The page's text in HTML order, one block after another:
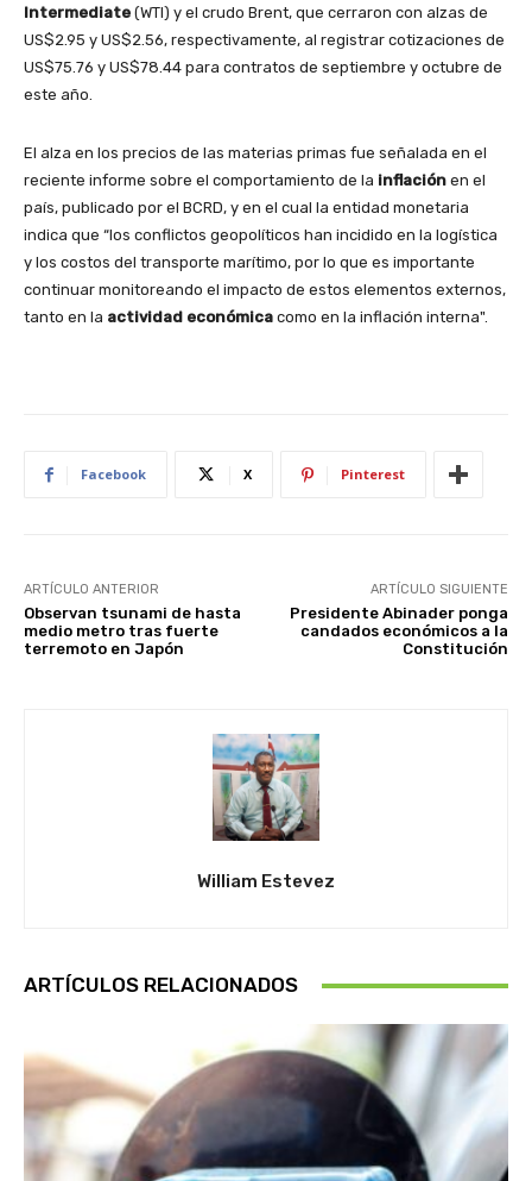
Intermediate (WTI) y el crudo Brent, que cerraron con alzas de
US$2.95 y US$2.56, respectivamente, al registrar cotizaciones de
US$75.76 y US$78.44 para contratos de septiembre y octubre de
este año.
El alza en los precios de las materias primas fue señalada en el
reciente informe sobre el comportamiento de la inflación en el
país, publicado por el BCRD, y en el cual la entidad monetaria
indica que “los conflictos geopolíticos han incidido en la logística
y los costos del transporte marítimo, por lo que es importante
continuar monitoreando el impacto de estos elementos externos,
tanto en la actividad económica como en la inflación interna".
Facebook X Pinterest
ARTÍCULO ANTERIOR
Observan tsunami de hasta
medio metro tras fuerte
terremoto en Japón
ARTÍCULO SIGUIENTE
Presidente Abinader ponga
candados económicos a la
Constitución
William Estevez
ARTÍCULOS RELACIONADOS